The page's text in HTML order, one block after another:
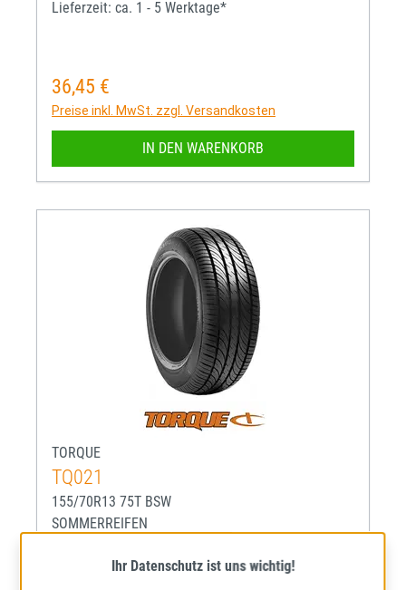
Lieferzeit: ca. 1 - 5 Werktage*
Regulärer Preis:
36,45 €
Preise inkl. MwSt. zzgl. Versandkosten
IN DEN WARENKORB
TORQUE
TQ021
155/70R13 75T BSW
SOMMERREIFEN
D D
Ihr Datenschutz ist uns wichtig!